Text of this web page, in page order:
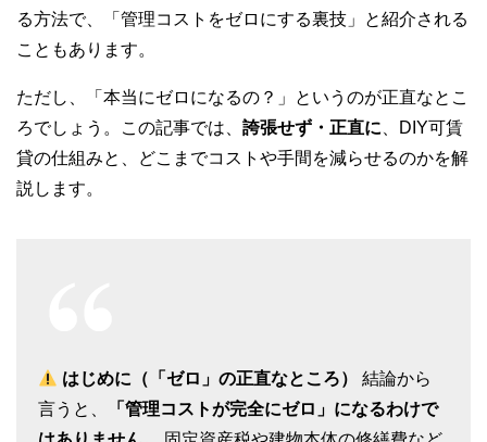
る方法で、「管理コストをゼロにする裏技」と紹介される
こともあります。
ただし、「本当にゼロになるの？」というのが正直なとこ
ろでしょう。この記事では、 誇張せず・正直に 、DIY可賃
貸の仕組みと、どこまでコストや手間を減らせるのかを解
説します。
はじめに（「ゼロ」の正直なところ）
結論から
言うと、
「管理コストが完全にゼロ」になるわけで